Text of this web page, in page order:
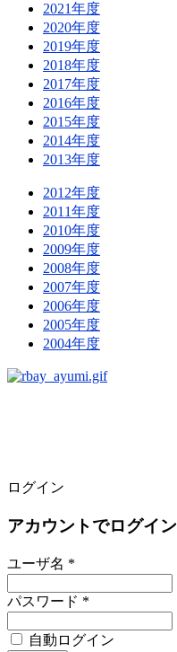
2021年度
2020年度
2019年度
2018年度
2017年度
2016年度
2015年度
2014年度
2013年度
2012年度
2011年度
2010年度
2009年度
2008年度
2007年度
2006年度
2005年度
2004年度
ログイン
アカウントでログイン
ユーザ名 *
パスワード *
自動ログイン